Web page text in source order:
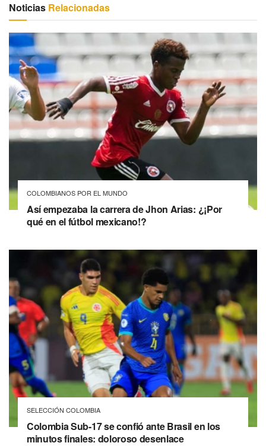
Noticias Relacionadas
COLOMBIANOS POR EL MUNDO
Así empezaba la carrera de Jhon Arias: ¿¡Por
qué en el fútbol mexicano!?
SELECCIÓN COLOMBIA
Colombia Sub-17 se confió ante Brasil en los
minutos finales: doloroso desenlace